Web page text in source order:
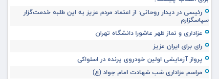
رئیسی در دیدار روحانی: از اعتماد مردم عزیز به این طلبه خدمت‌گزار
سپاسگزارم
عزاداری و نماز ظهر عاشورا دانشگاه تهران
رای برای ایران عزیز
پرواز آزمایشی اولین خودروی پرنده در اسلواکی
مراسم عزاداری شب شهادت امام جواد (ع)